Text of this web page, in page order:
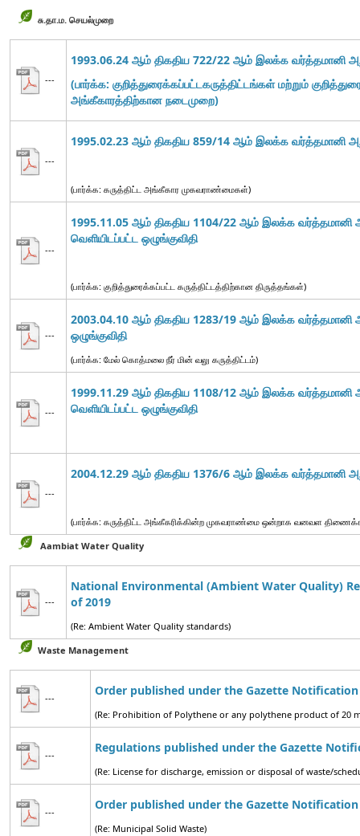
சு.தா.ம. செயல்முறை
---
1993.06.24 ஆம் திகதிய 722/22 ஆம் இலக்க வர்த்தமானி
(பார்க்க: குறித்துரைக்கப்பட்டகருத்திட்டங்கள் மற்றும்
அங்கீகாரத்திற்கான நடைமுறை)
---
1995.02.23 ஆம் திகதிய 859/14 ஆம் இலக்க வர்த்தமானி
(பார்க்க: கருத்திட்ட அங்கீகார முகவராண்மைகள்)
---
1995.11.05 ஆம் திகதிய 1104/22 ஆம் இலக்க வர்த்தமானி
வெளியிடப்பட்ட ஒழுங்குவிதி
(பார்க்க: குறித்துரைக்கப்பட்ட கருத்திட்டத்திற்கான திருத்தங்கள்)
---
2003.04.10 ஆம் திகதிய 1283/19 ஆம் இலக்க வர்த்தமானி
ஒழுங்குவிதி
(பார்க்க: மேல் கொத்மலை நீர் மின் வலு கருத்திட்டம்)
---
1999.11.29 ஆம் திகதிய 1108/12 ஆம் இலக்க வர்த்தமானி
வெளியிடப்பட்ட ஒழுங்குவிதி
---
2004.12.29 ஆம் திகதிய 1376/6 ஆம் இலக்க வர்த்தமானி
(பார்க்க: கருத்திட்ட அங்கீகரிக்கின்ற முகவராண்மை ஒன்றாக வனவள
Aambiat Water Quality
---
National Environmental (Ambient Water Quality)
of 2019
(Re: Ambient Water Quality standards)
Waste Management
--- Order published under the Gazette Notification
(Re: Prohibition of Polythene or any polythene product of 20
--- Regulations published under the Gazette
(Re: License for discharge, emission or disposal of waste/
--- Order published under the Gazette Notification
(Re: Municipal Solid Waste)